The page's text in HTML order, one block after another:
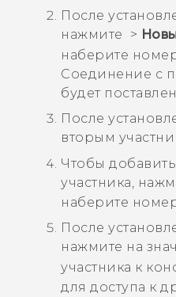
После
нажмите
>
наберите
Соединение с
будет
После
вторым
Чтобы
участника,
наберите номер
После
нажмите на
участника к
для доступа к